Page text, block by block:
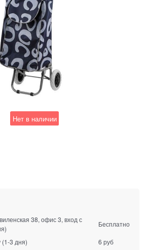
Нет в наличии
38, офис 3, вход с
Бесплатно
(1-3 дня)
6 руб